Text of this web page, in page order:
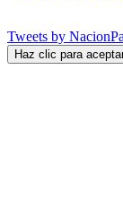
Tweets by
Haz clic para